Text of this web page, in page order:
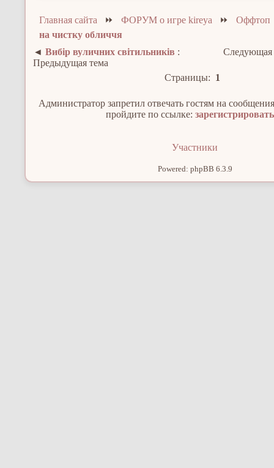
Главная сайта ⏩ФОРУМ о игре kireya ⏩Оффтоп
на чистку обличчя
◄Вибір вуличних світильників :
Предыдущая тема
Следующая
Страницы: 1
Администратор запретил отвечать гостям на
пройдите по ссылке:
Участники
Powered: phpBB 6.3.9